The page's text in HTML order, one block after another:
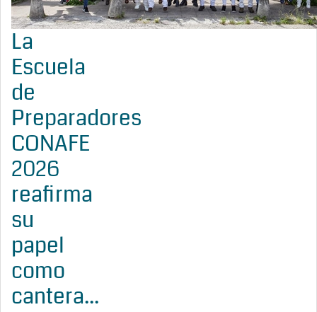
La
Escuela
de
Preparadores
CONAFE
2026
reafirma
su
papel
como
cantera...